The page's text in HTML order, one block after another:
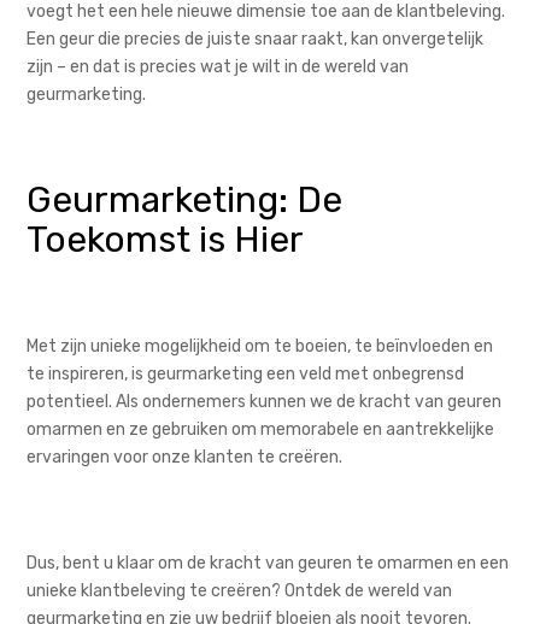
voegt het een hele nieuwe dimensie toe aan de klantbeleving.
Een geur die precies de juiste snaar raakt, kan onvergetelijk
zijn – en dat is precies wat je wilt in de wereld van
geurmarketing.
Geurmarketing: De
Toekomst is Hier
Met zijn unieke mogelijkheid om te boeien, te beïnvloeden en
te inspireren, is geurmarketing een veld met onbegrensd
potentieel. Als ondernemers kunnen we de kracht van geuren
omarmen en ze gebruiken om memorabele en aantrekkelijke
ervaringen voor onze klanten te creëren.
Dus, bent u klaar om de kracht van geuren te omarmen en een
unieke klantbeleving te creëren? Ontdek de wereld van
geurmarketing en zie uw bedrijf bloeien als nooit tevoren.